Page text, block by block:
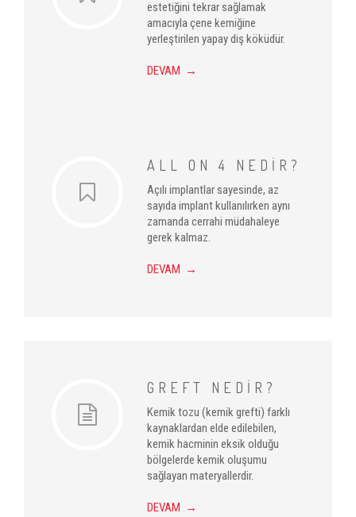
estetiğini tekrar sağlamak
amacıyla çene kemiğine
yerleştirilen yapay diş köküdür.
DEVAM →
ALL ON 4 NEDİR?
Açılı implantlar sayesinde, az
sayıda implant kullanılırken aynı
zamanda cerrahi müdahaleye
gerek kalmaz.
DEVAM →
GREFT NEDİR?
Kemik tozu (kemik grefti) farklı
kaynaklardan elde edilebilen,
kemik hacminin eksik olduğu
bölgelerde kemik oluşumu
sağlayan materyallerdir.
DEVAM →